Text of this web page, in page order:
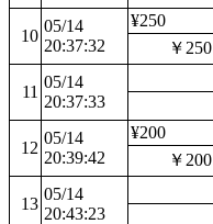
10
05/14
20:37:32
¥250
￥250
11
05/14
20:37:33
12
05/14
20:39:42
¥200
￥200
13
05/14
20:43:23